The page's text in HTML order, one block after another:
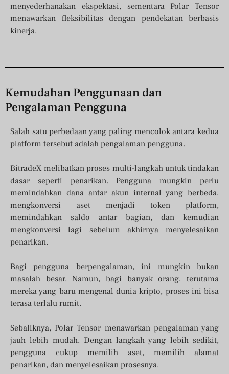
menyederhanakan ekspektasi, sementara Polar Tensor
menawarkan fleksibilitas dengan pendekatan berbasis
kinerja.
Kemudahan Penggunaan dan
Pengalaman Pengguna
Salah satu perbedaan yang paling mencolok antara kedua
platform tersebut adalah pengalaman pengguna.
BitradeX melibatkan proses multi-langkah untuk tindakan
dasar seperti penarikan. Pengguna mungkin perlu
memindahkan dana antar akun internal yang berbeda,
mengkonversi aset menjadi token platform,
memindahkan saldo antar bagian, dan kemudian
mengkonversi lagi sebelum akhirnya menyelesaikan
penarikan.
Bagi pengguna berpengalaman, ini mungkin bukan
masalah besar. Namun, bagi banyak orang, terutama
mereka yang baru mengenal dunia kripto, proses ini bisa
terasa terlalu rumit.
Sebaliknya, Polar Tensor menawarkan pengalaman yang
jauh lebih mudah. Dengan langkah yang lebih sedikit,
pengguna cukup memilih aset, memilih alamat
penarikan, dan menyelesaikan prosesnya.